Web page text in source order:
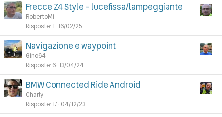
Frecce Z4 Style - lucefissa/lampeggiante
RobertoMi
Risposte 1 16/02/25
Navigazione e waypoint
Gino64
Risposte 6 13/04/24
BMW Connected Ride Android
Charly
Risposte 17 04/12/23